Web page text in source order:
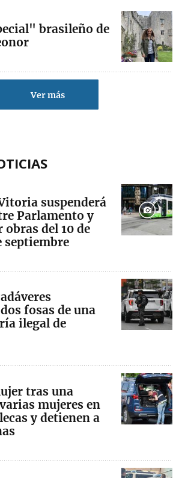
brasileño de
Ver más
suspenderá
Parlamento y
del 10 de
septiembre
fosas de una
ilegal de
tras una
mujeres en
y detienen a